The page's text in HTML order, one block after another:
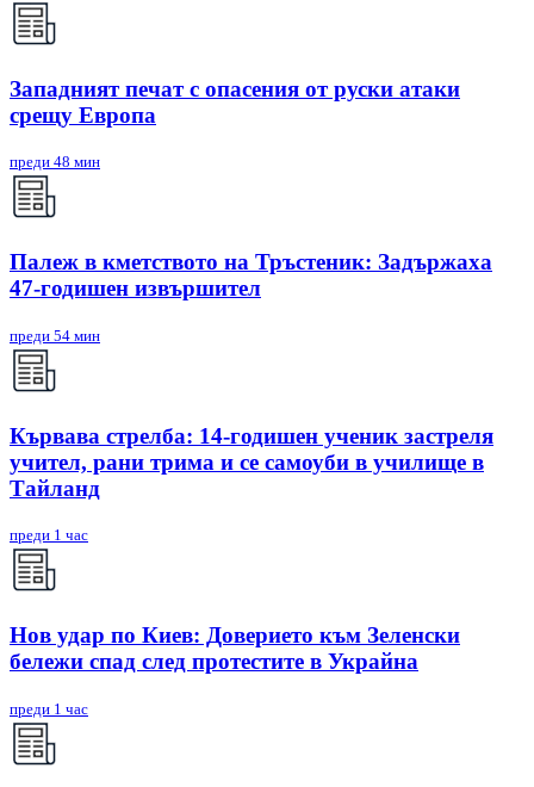
Западният печат с опасения от руски атаки
срещу Европа
преди 48 мин
Палеж в кметството на Тръстеник: Задържаха
47-годишен извършител
преди 54 мин
Кървава стрелба: 14-годишен ученик застреля
учител, рани трима и се самоуби в училище в
Тайланд
преди 1 час
Нов удар по Киев: Доверието към Зеленски
бележи спад след протестите в Украйна
преди 1 час